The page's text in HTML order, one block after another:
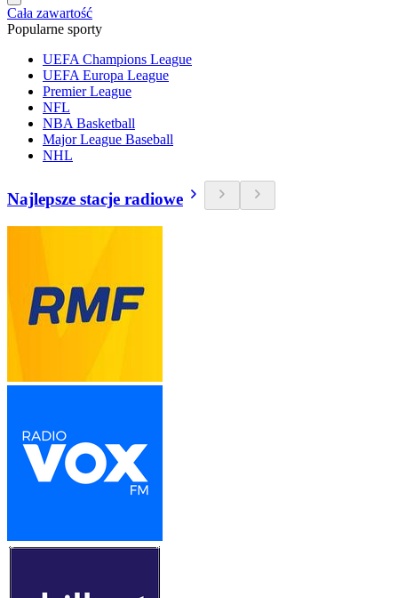
Cała zawartość
Popularne sporty
UEFA Champions League
UEFA Europa League
Premier League
NFL
NBA Basketball
Major League Baseball
NHL
Najlepsze stacje radiowe